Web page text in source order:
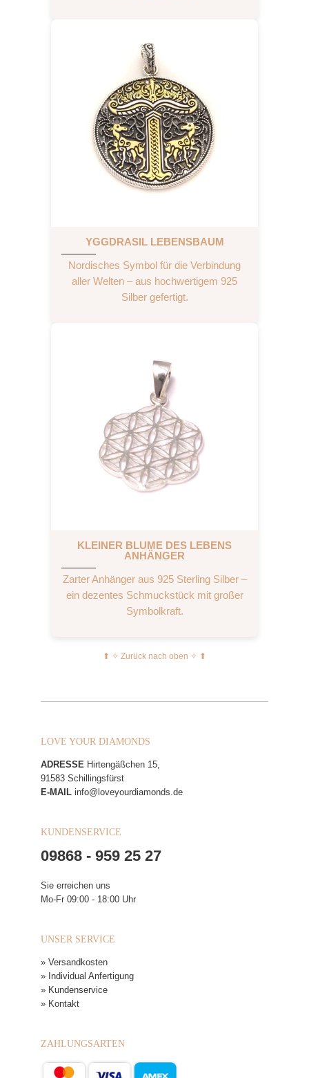
YGGDRASIL LEBENSBAUM
Nordisches Symbol für die Verbindung
aller Welten – aus hochwertigem 925
Silber gefertigt.
KLEINER BLUME DES LEBENS
ANHÄNGER
Zarter Anhänger aus 925 Sterling Silber –
ein dezentes Schmuckstück mit großer
Symbolkraft.
⬆︎ ✧ Zurück nach oben ✧ ⬆︎
LOVE YOUR DIAMONDS
ADRESSE Hirtengäßchen 15,
91583 Schillingsfürst
E-MAIL info@loveyourdiamonds.de
KUNDENSERVICE
09868 - 959 25 27
Sie erreichen uns
Mo-Fr 09:00 - 18:00 Uhr
UNSER SERVICE
» Versandkosten
» Individual Anfertigung
» Kundenservice
» Kontakt
ZAHLUNGSARTEN